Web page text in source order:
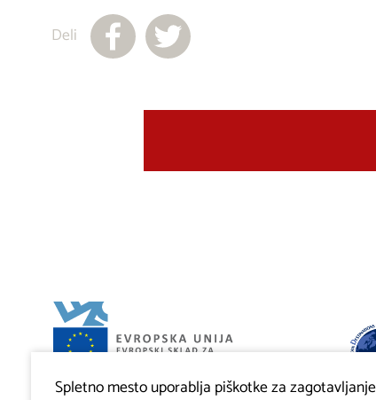
Deli
Projekt Visitkras. Naložbo sofinancirata Republika
Spletno mesto uporablja piškotke za